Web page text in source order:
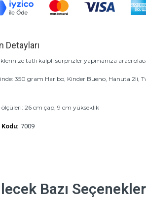
Detayları
tatlı kalpli sürprizler yapmanıza aracı
350 gram Haribo, Kinder Bueno, Hanuta 2li,
26 cm çap, 9 cm yükseklik
Kodu: 7009
Bazı Seçenekler